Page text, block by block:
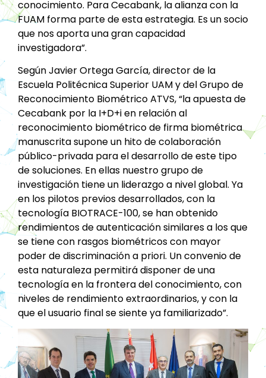
conocimiento. Para Cecabank, la alianza con la
FUAM forma parte de esta estrategia. Es un socio
que nos aporta una gran capacidad
investigadora”.
Según Javier Ortega García, director de la
Escuela Politécnica Superior UAM y del Grupo de
Reconocimiento Biométrico ATVS, “la apuesta de
Cecabank por la I+D+i en relación al
reconocimiento biométrico de firma biométrica
manuscrita supone un hito de colaboración
público-privada para el desarrollo de este tipo
de soluciones. En ellas nuestro grupo de
investigación tiene un liderazgo a nivel global. Ya
en los pilotos previos desarrollados, con la
tecnología BIOTRACE-100, se han obtenido
rendimientos de autenticación similares a los que
se tiene con rasgos biométricos con mayor
poder de discriminación a priori. Un convenio de
esta naturaleza permitirá disponer de una
tecnología en la frontera del conocimiento, con
niveles de rendimiento extraordinarios, y con la
que el usuario final se siente ya familiarizado”.